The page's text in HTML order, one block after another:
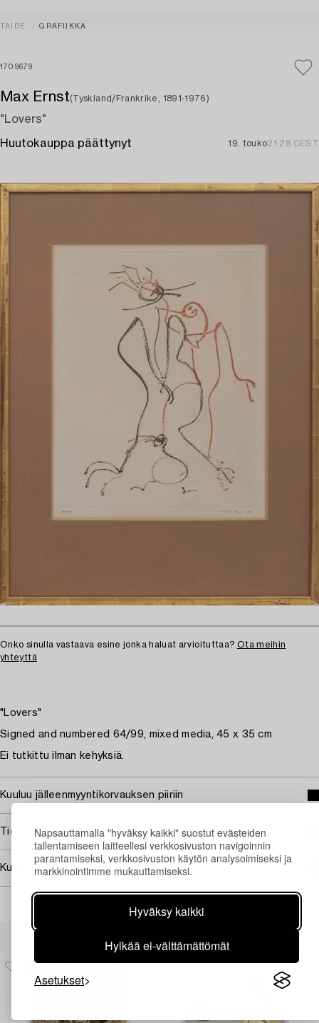
Napsauttamalla "hyväksy kaikki" suostut evästeiden
tallentamiseen laitteellesi verkkosivuston navigoinnin
parantamiseksi, verkkosivuston käytön analysoimiseksi ja
markkinointimme mukauttamiseksi.
Hyväksy kaikki
Hylkää ei-välttämättömät
Asetukset
TAIDE GRAFIIKKA
1709679
Max Ernst(Tyskland/Frankrike, 1891-1976)
"Lovers"
Huutokauppa päättynyt 19. touko21:28 CEST
Onko sinulla vastaava esine jonka haluat arvioituttaa? Ota meihin
yhteyttä
"Lovers"
Signed and numbered 64/99, mixed media, 45 x 35 cm
Ei tutkittu ilman kehyksiä.
Kuuluu jälleenmyyntikorvauksen piiriin
Tietoa ostamisesta
Kuvan käyttöoikeudet